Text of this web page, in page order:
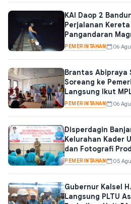
KAI Daop 2
Perjalanan Kereta
Pangandaran
PEMERINTAHAN 06
Brantas Abipraya
Soreang ke
Langsung Ikut
PEMERINTAHAN 06
Disperdagin
Kelurahan Kader
dan Fotografi
Digital
PEMERINTAHAN 05
Gubernur Kalsel
Langsung PLTU